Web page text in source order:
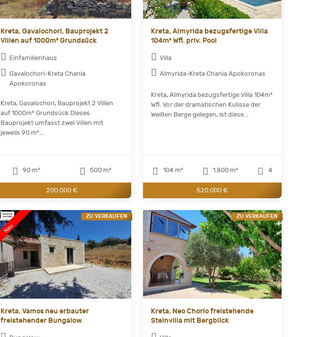
Kreta, Gavalochori, Bauprojekt 2
Villen auf 1000m² Grundsück
Einfamilienhaus
Gavalochori-Kreta Chania
Apokoronas
Kreta, Gavalochori, Bauprojekt 2 Villen
auf 1000m² Grundsück Dieses
Bauprojekt umfasst zwei Villen mit
jeweils 90 m²...
90 m² 500 m²
200.000 €
Kreta, Almyrida bezugsfertige Villa
104m² Wfl. priv. Pool
Villa
Almyrida-Kreta Chania Apokoronas
Kreta, Almyrida bezugsfertige Villa 104m²
Wfl. Vor der dramatischen Kulisse der
Weißen Berge gelegen, ist diese...
104 m² 1.800 m² 4
520.000 €
Kreta, Vamos neu erbauter
freistehender Bungalow
ZU VERKAUFEN
Kreta, Neo Chorio freistehende
Steinvilla mit Bergblick
ZU VERKAUFEN